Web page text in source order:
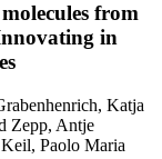
from
in
Katja
Zepp, Antje
Paolo Maria